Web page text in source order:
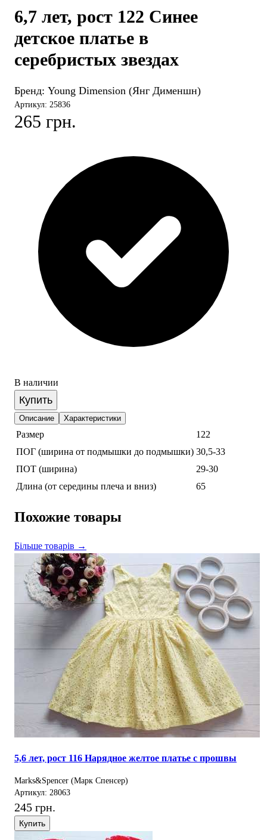
6,7 лет, рост 122 Синее
детское платье в
серебристых звездах
Бренд: Young Dimension (Янг Дименшн)
Артикул: 25836
265 грн.
В наличии
Купить
Описание Характеристики
Размер
122
ПОГ (ширина от подмышки до подмышки) 30,5-33
ПОТ (ширина)
29-30
Длина (от середины плеча и вниз)
65
Похожие товары
Більше товарів →
5,6 лет, рост 116 Нарядное желтое платье с прошвы
Marks&Spencer (Марк Спенсер)
Артикул: 28063
245 грн.
Купить